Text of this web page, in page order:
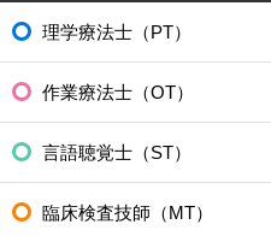
理学療法士（PT）
作業療法士（OT）
言語聴覚士（ST）
臨床検査技師（MT）